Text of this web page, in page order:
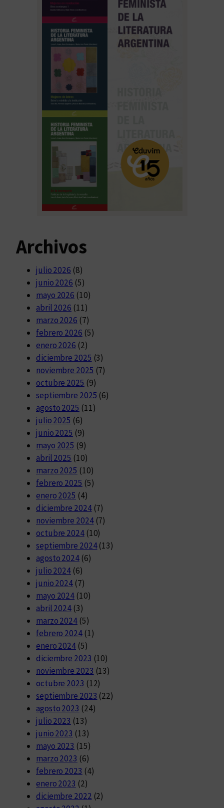
Archivos
julio 2026 (8)
junio 2026 (5)
mayo 2026 (10)
abril 2026 (11)
marzo 2026 (7)
febrero 2026 (5)
enero 2026 (2)
diciembre 2025 (3)
noviembre 2025 (7)
octubre 2025 (9)
septiembre 2025 (6)
agosto 2025 (11)
julio 2025 (6)
junio 2025 (9)
mayo 2025 (9)
abril 2025 (10)
marzo 2025 (10)
febrero 2025 (5)
enero 2025 (4)
diciembre 2024(7)
noviembre 2024(7)
octubre 2024(10)
septiembre 2024(13)
agosto 2024(6)
julio 2024 (6)
junio 2024 (7)
mayo 2024 (10)
abril 2024 (3)
marzo 2024 (5)
febrero 2024(1)
enero 2024 (5)
diciembre 2023 (10)
noviembre 2023 (13)
octubre 2023 (12)
septiembre 2023 (22)
agosto 2023 (24)
julio 2023 (13)
junio 2023 (13)
mayo 2023 (15)
marzo 2023 (6)
febrero 2023 (4)
enero 2023 (2)
diciembre 2022 (2)